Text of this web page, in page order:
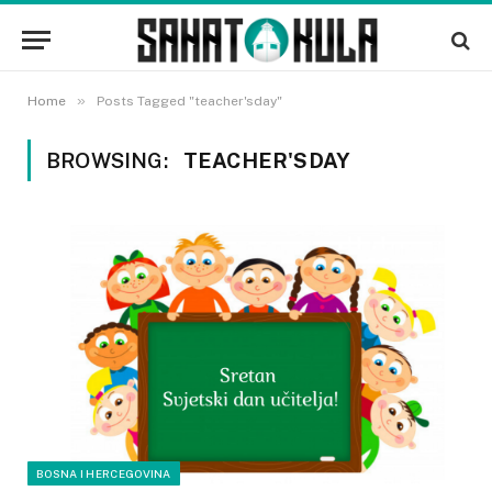
Home » Posts Tagged "teacher'sday"
BROWSING: TEACHER'SDAY
BOSNA I HERCEGOVINA